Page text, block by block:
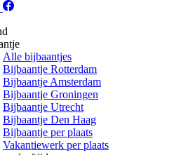
Alle bijbaantjes
Bijbaantje Rotterdam
Bijbaantje Amsterdam
Bijbaantje Groningen
Bijbaantje Utrecht
Bijbaantje Den Haag
Bijbaantje per plaats
Vakantiewerk per plaats